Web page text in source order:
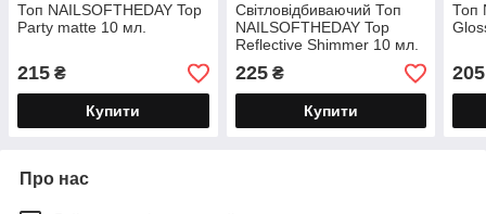
Топ NAILSOFTHEDAY Top
Party matte 10 мл.
215 ₴
Купити
Світловідбиваючий Топ
NAILSOFTHEDAY Top
Reflective Shimmer 10 мл.
225₴
Купити
Топ
205
Про нас